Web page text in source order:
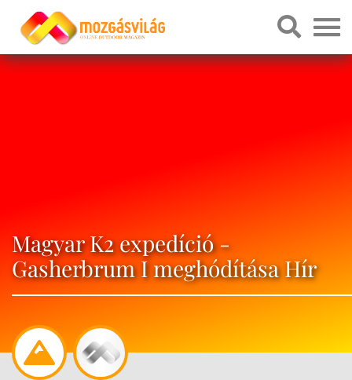
Magyar K2 expedíció -
Gasherbrum I meghódítása Hír